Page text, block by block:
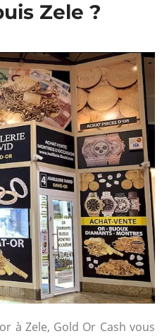
Zele ?
à Zele, Gold Or Cash vous